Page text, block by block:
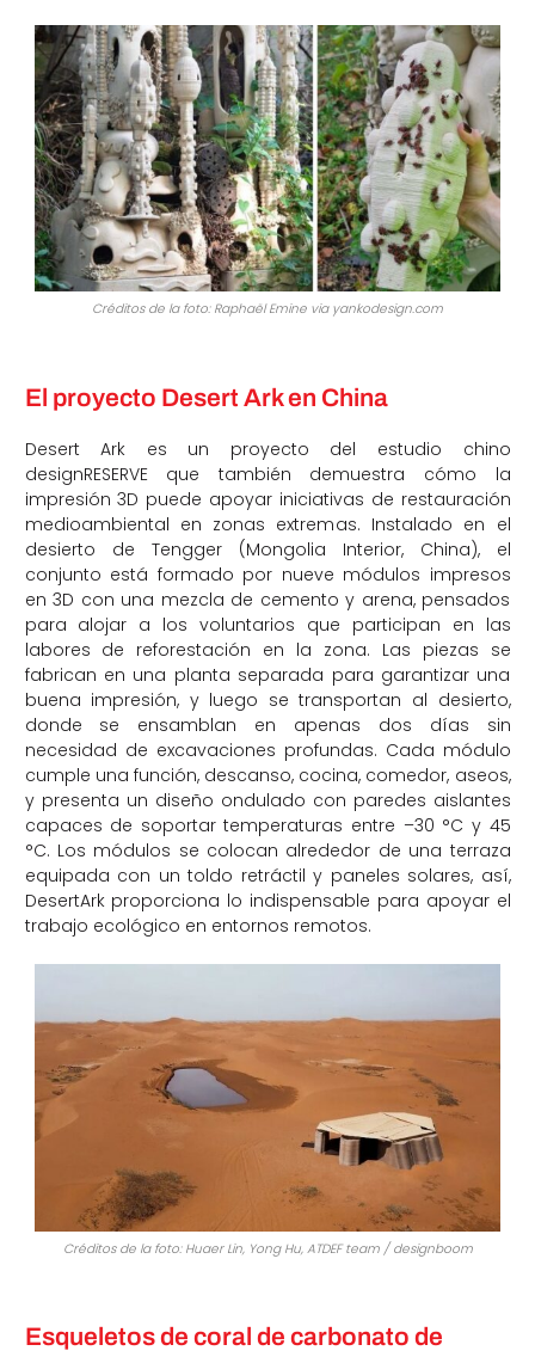
Créditos de la foto: Raphaël Emine via yankodesign.com
El proyecto Desert Ark en China
Desert Ark es un proyecto del estudio chino
designRESERVE que también demuestra cómo la
impresión 3D puede apoyar iniciativas de restauración
medioambiental en zonas extremas. Instalado en el
desierto de Tengger (Mongolia Interior, China), el
conjunto está formado por nueve módulos impresos
en 3D con una mezcla de cemento y arena, pensados
para alojar a los voluntarios que participan en las
labores de reforestación en la zona. Las piezas se
fabrican en una planta separada para garantizar una
buena impresión, y luego se transportan al desierto,
donde se ensamblan en apenas dos días sin
necesidad de excavaciones profundas. Cada módulo
cumple una función, descanso, cocina, comedor, aseos,
y presenta un diseño ondulado con paredes aislantes
capaces de soportar temperaturas entre –30 °C y 45
°C. Los módulos se colocan alrededor de una terraza
equipada con un toldo retráctil y paneles solares, así,
DesertArk proporciona lo indispensable para apoyar el
trabajo ecológico en entornos remotos.
Créditos de la foto: Huaer Lin, Yong Hu, ATDEF team / designboom
Esqueletos de coral de carbonato de